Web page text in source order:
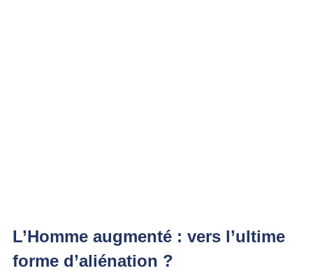
L’Homme augmenté : vers l’ultime
forme d’aliénation ?